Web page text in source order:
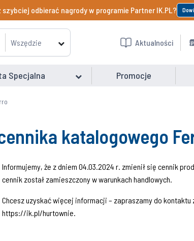
szybciej odbierać nagrody w programie Partner IK.PL?
Wszędzie Aktualności
Specjalna Promocje
katalogowego
Informujemy, że z dniem 04.03.2024 r. zmienił się cennik
cennik został zamieszczony w warunkach handlowych.
Chcesz uzyskać więcej informacji – zapraszamy do
https://ik.pl/hurtownie.